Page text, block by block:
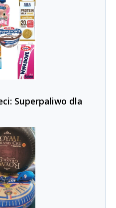
Superpaliwo dla